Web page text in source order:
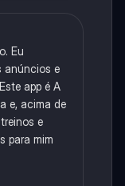
Eu
anúncios e
app é A
e, acima de
e
para mim